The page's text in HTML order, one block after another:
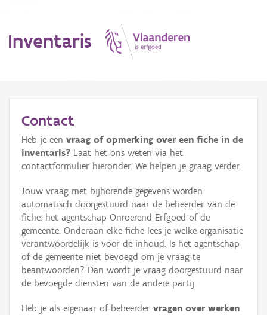
Inventaris
Erfgoedobject
Aanduidingsobject
Waarneming
Thema
Gebeurtenis
Persoon of collectief
Contact
Heb je een vraag of opmerking over een fiche in de
inventaris? Laat het ons weten via het
contactformulier hieronder. We helpen je graag verder.
Jouw vraag met bijhorende gegevens worden
automatisch doorgestuurd naar de beheerder van de
fiche: het agentschap Onroerend Erfgoed of de
gemeente. Onderaan elke fiche lees je welke organisatie
verantwoordelijk is voor de inhoud. Is het agentschap
of de gemeente niet bevoegd om je vraag te
beantwoorden? Dan wordt je vraag doorgestuurd naar
de bevoegde diensten van de andere partij.
Heb je als eigenaar of beheerder vragen over werken